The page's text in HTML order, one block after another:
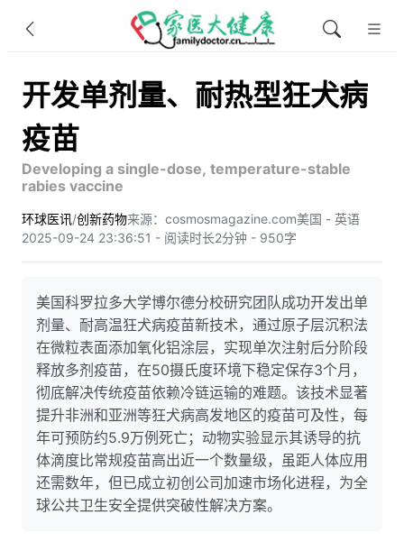
开发单剂量、耐热型狂犬病
疫苗
Developing a single-dose, temperature-stable
rabies vaccine
环球医讯/创新药物来源：cosmosmagazine.com美国 - 英语
2025-09-24 23:36:51 - 阅读时长2分钟 - 950字
美国科罗拉多大学博尔德分校研究团队成功开发出单
剂量、耐高温狂犬病疫苗新技术，通过原子层沉积法
在微粒表面添加氧化铝涂层，实现单次注射后分阶段
释放多剂疫苗，在50摄氏度环境下稳定保存3个月，
彻底解决传统疫苗依赖冷链运输的难题。该技术显著
提升非洲和亚洲等狂犬病高发地区的疫苗可及性，每
年可预防约5.9万例死亡；动物实验显示其诱导的抗
体滴度比常规疫苗高出近一个数量级，虽距人体应用
还需数年，但已成立初创公司加速市场化进程，为全
球公共卫生安全提供突破性解决方案。